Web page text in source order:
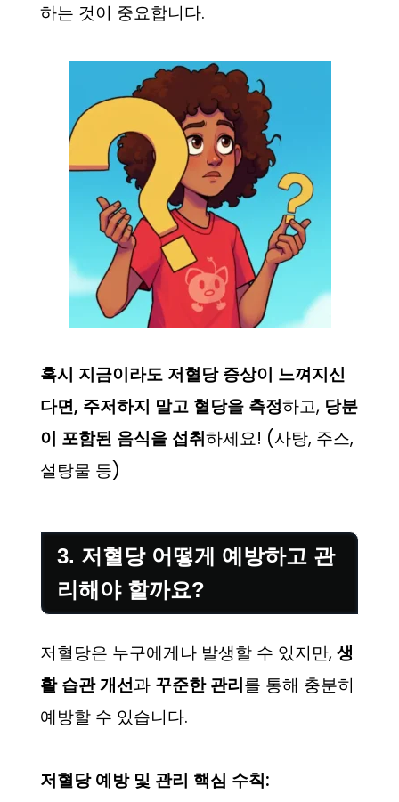
하는 것이 중요합니다.
혹시 지금이라도 저혈당 증상이 느껴지신
다면, 주저하지 말고 혈당을 측정하고, 당분
이 포함된 음식을 섭취하세요! (사탕, 주스,
설탕물 등)
3. 저혈당 어떻게 예방하고 관
리해야 할까요?
저혈당은 누구에게나 발생할 수 있지만, 생
활 습관 개선과 꾸준한 관리를 통해 충분히
예방할 수 있습니다.
저혈당 예방 및 관리 핵심 수칙: